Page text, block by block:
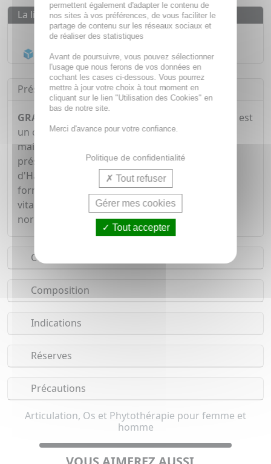
La livraison
Livraison gratuite dès55€
Acheminement Chronoposten 24h*
Présentation
GRANIONS Chondrostéo fort x160 comprimés
est
un complément alimentaire qui contribue au
maintien de la souplesse articulaire grâce à la
présence de Curcuma, de Chondroïtine et
d'Harpagophytum. Le calcium contribue à la
formation normale de tissus conjonctifs. La
vitamine D3 aide au maintien d'une ossature
normale.
Conseils d'utilisation
Composition
Indications
Réserves
Précautions
Articulation, Os et Phytothérapie pour femme et
homme
permettent également d'adapter le contenu de
nos sites à vos préférences, de vous faciliter le
partage de contenu sur les réseaux sociaux et
de réaliser des statistiques
Avant de poursuivre, vous pouvez sélectionner
l'usage que nous ferons de vos données en
cochant les cases ci-dessous. Vous pourrez
mettre à jour votre choix à tout moment en
cliquant sur le lien "Utilisation des Cookies" en
bas de notre site.
Merci d'avance pour votre confiance.
Politique de confidentialité
Tout refuser
Gérer mes cookies
Tout accepter